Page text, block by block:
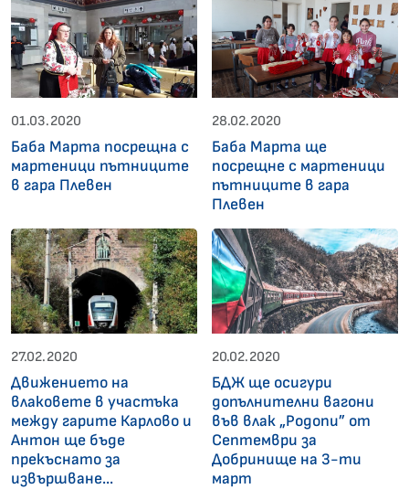
01.03.2020
Баба Марта посрещна с
мартеници пътниците
в гара Плевен
28.02.2020
Баба Марта ще
посрещне с мартеници
пътниците в гара
Плевен
27.02.2020
Движението на
влаковете в участъка
между гарите Карлово и
Антон ще бъде
прекъснато за
извършване...
20.02.2020
БДЖ ще осигури
допълнителни вагони
във влак „Родопи” от
Септември за
Добринище на 3-ти
март